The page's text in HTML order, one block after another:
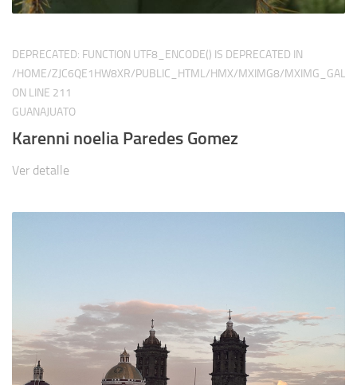
DEPRECATED: FUNCTION UTF8_ENCODE() IS DEPRECATED IN
/HOME/ZJC6QE1HW8XR/PUBLIC_HTML/HMX/MXIMG8/
ON LINE 211
GUANAJUATO
Karenni noelia Paredes Gomez
Ver detalle